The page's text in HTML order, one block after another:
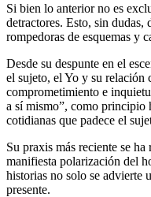
Si bien lo anterior no es
detractores. Esto, sin
rompedoras de esquemas y
Desde su despunte en el
el sujeto, el Yo y su relación
comprometimiento e
a sí mismo”, como principio
cotidianas que padece el
Su praxis más reciente se
manifiesta polarización del
historias no solo se advierte
presente.